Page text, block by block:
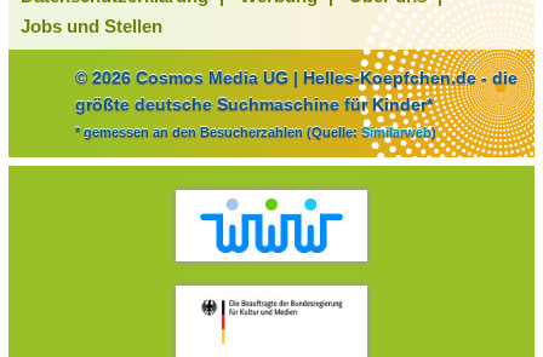
Jobs und Stellen
© 2026 Cosmos Media UG | Helles-Koepfchen.de - die
größte deutsche Suchmaschine für Kinder*
* gemessen an den Besucherzahlen (Quelle: Similarweb)